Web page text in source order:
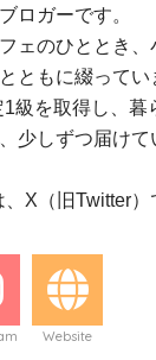
ロガーです。
ェのひととき
ともに綴ってい
級を取得し、暮
少しずつ届け
、X（旧Twitter
Website